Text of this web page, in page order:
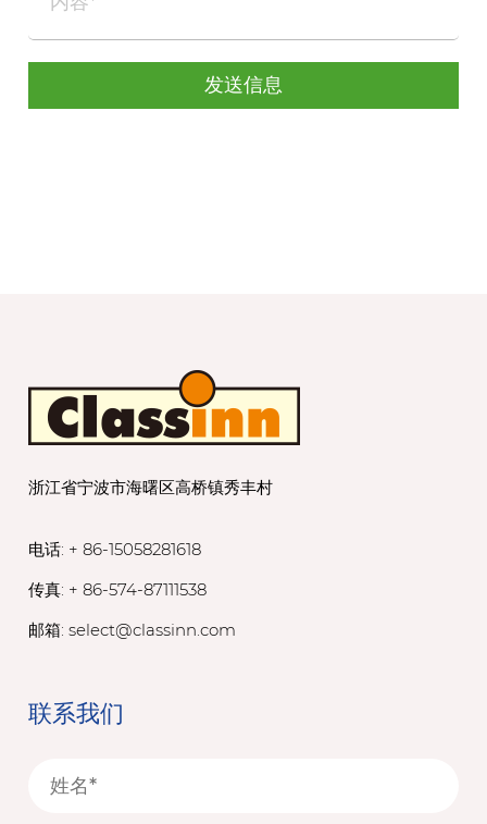
浙江省宁波市海曙区高桥镇秀丰村
电话: + 86-15058281618
传真: + 86-574-87111538
邮箱:select@classinn.com
联系我们